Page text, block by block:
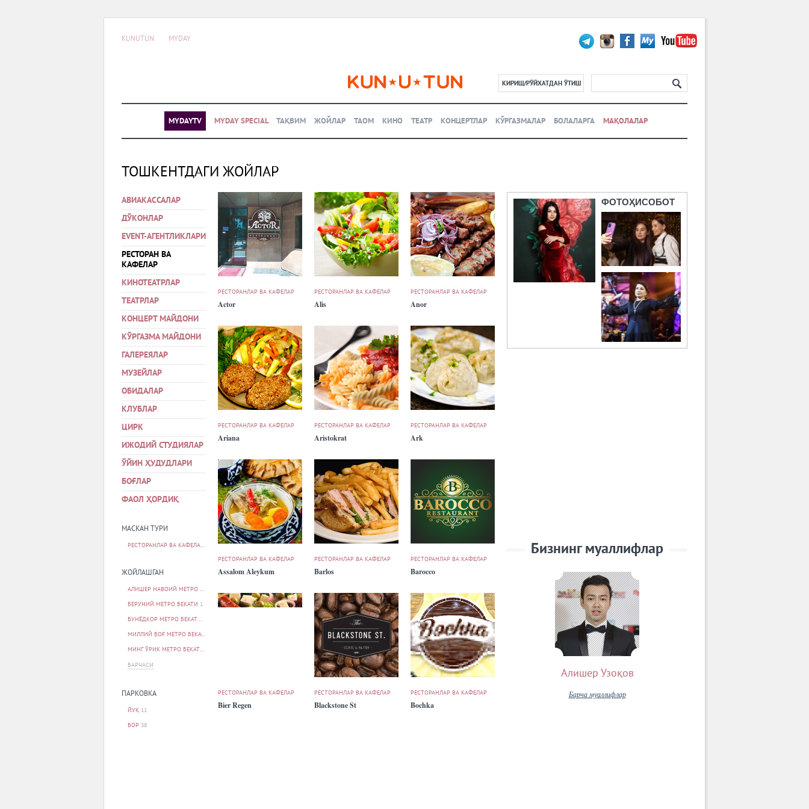
KUNUTUN MYDAY
КИРИШ/РЎЙХАТДАН ЎТИШ
MYDAYTV MYDAY SPECIAL ТАҚВИМ ЖОЙЛАР ТАОМ КИНО ТЕАТР КОНЦЕРТЛАР КЎРГАЗМАЛАР БОЛАЛАРГА МАҚОЛАЛАР
ТОШКЕНТДАГИ ЖОЙЛАР
АВИАКАССАЛАР
ДЎКОНЛАР
EVENT-АГЕНТЛИКЛАРИ
РЕСТОРАН ВА
КАФЕЛАР
КИНОТЕАТРЛАР
ТЕАТРЛАР
КОНЦЕРТ МАЙДОНИ
КЎРГАЗМА МАЙДОНИ
ГАЛЕРЕЯЛАР
МУЗЕЙЛАР
ОБИДАЛАР
КЛУБЛАР
ЦИРК
ИЖОДИЙ СТУДИЯЛАР
ЎЙИН ҲУДУДЛАРИ
БОҒЛАР
ФАОЛ ҲОРДИҚ
МАСКАН ТУРИ
РЕСТОРАНЛАР ВА КАФЕЛАР
ЖОЙЛАШГАН
АЛИШЕР НАВОИЙ МЕТРО БЕКАТИ
БЕРУНИЙ МЕТРО БЕКАТИ 1
БУНЁДКОР МЕТРО БЕКАТИ
МИЛЛИЙ БОҒ МЕТРО БЕКАТИ
МИНГ ЎРИК МЕТРО БЕКАТИ
БАРЧАСИ
ПАРКОВКА
ЙУҚ 11
БОР 38
РЕСТОРАНЛАР ВА КАФЕЛАР
Actor
РЕСТОРАНЛАР ВА КАФЕЛАР
Alis
РЕСТОРАНЛАР ВА КАФЕЛАР
Anor
РЕСТОРАНЛАР ВА КАФЕЛАР
Ariana
РЕСТОРАНЛАР ВА КАФЕЛАР
Aristokrat
РЕСТОРАНЛАР ВА КАФЕЛАР
Ark
РЕСТОРАНЛАР ВА КАФЕЛАР
Assalom Aleykum
РЕСТОРАНЛАР ВА КАФЕЛАР
Barlos
РЕСТОРАНЛАР ВА КАФЕЛАР
Barocco
РЕСТОРАНЛАР ВА КАФЕЛАР
Bier Regen
РЕСТОРАНЛАР ВА КАФЕЛАР
Blackstone St
РЕСТОРАНЛАР ВА КАФЕЛАР
Bochka
ФОТОҲИСОБОТ
Бизнинг муаллифлар
Алишер Узоқов
Барча муаллифлар